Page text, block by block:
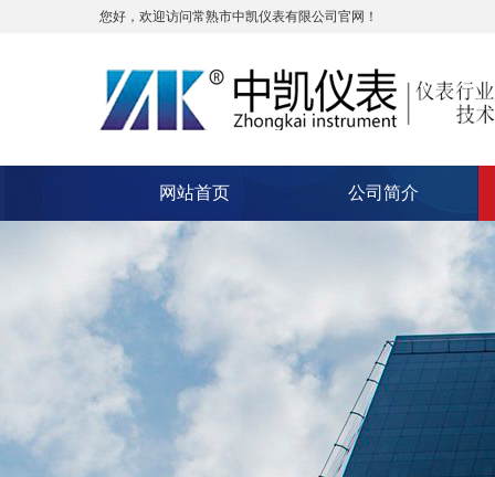
您好，欢迎访问常熟市中凯仪表有限公司官网！
网站首页 公司简介